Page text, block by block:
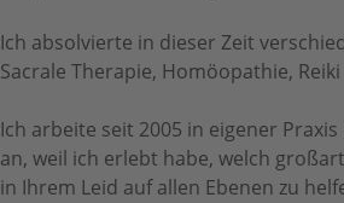
Ich absolvierte in dieser Zeit
Sacrale Therapie, Homöopathie,
Ich arbeite seit 2005 in eigener
an, weil ich erlebt habe, welch
in Ihrem Leid auf allen Ebenen zu